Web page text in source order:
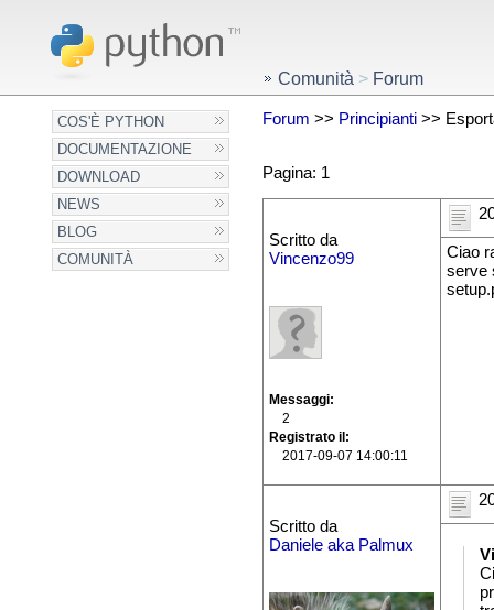
COS'È PYTHON
DOCUMENTAZIONE
DOWNLOAD
NEWS
BLOG
COMUNITÀ
Comunità > Forum
Forum >> Principianti>>
Pagina: 1
Scritto da
Vincenzo99
Messaggi
2
Registrato il
2017-09-07 14:00:11
Ciao
serve
Scritto da
Daniele aka Palmux